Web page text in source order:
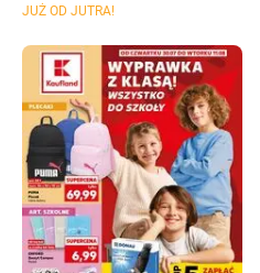
JUŻ OD JUTRA!